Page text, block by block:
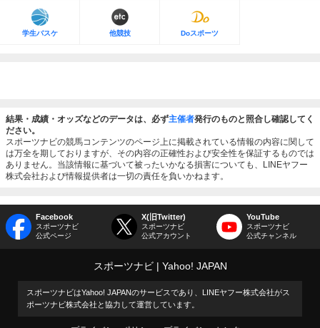
学生バスケ 他競技 Doスポーツ
結果・成績・オッズなどのデータは、必ず主催者発行のものと照合し確認してく
ださい。
スポーツナビの競馬コンテンツのページ上に掲載されている情報の内容に関して
は万全を期しておりますが、その内容の正確性および安全性を保証するものでは
ありません。当該情報に基づいて被ったいかなる損害についても、LINEヤフー
株式会社および情報提供者は一切の責任を負いかねます。
Facebook
スポーツナビ
公式ページ
X(旧Twitter)
スポーツナビ
公式アカウント
YouTube
スポーツナビ
公式チャンネル
スポーツナビ Yahoo! JAPAN
スポーツナビはYahoo! JAPANのサービスであり、LINEヤフー株式会社がス
ポーツナビ株式会社と協力して運営しています。